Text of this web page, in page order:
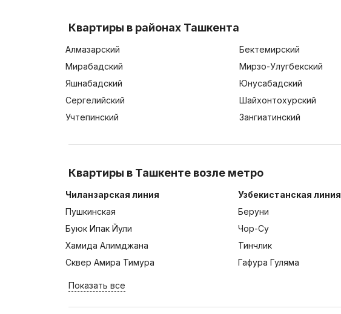
Квартиры в районах Ташкента
Алмазарский Бектемирский
Мирабадский
Мирзо-Улугбекский
Яшнабадский
Юнусабадский
Сергелийский
Шайхонтохурский
Учтепинский
Зангиатинский
Квартиры в Ташкенте возле метро
Чиланзарская линия
Пушкинская
Буюк Ипак Йули
Хамида Алимджана
Сквер Амира Тимура
Узбекистанская линия
Беруни
Чор-Су
Тинчлик
Гафура Гуляма
Показать все